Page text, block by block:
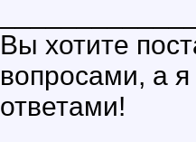
Вы хотите
вопросами, а
ответами!